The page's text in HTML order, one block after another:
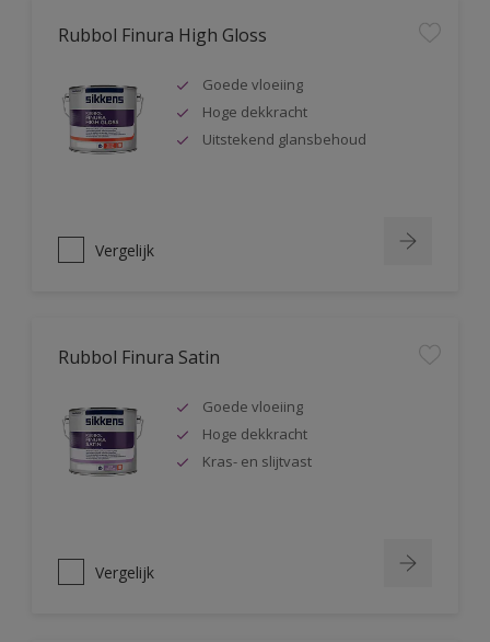
Rubbol Finura High Gloss
Goede vloeiing
Hoge dekkracht
Uitstekend glansbehoud
Vergelijk
Rubbol Finura Satin
Goede vloeiing
Hoge dekkracht
Kras- en slijtvast
Vergelijk